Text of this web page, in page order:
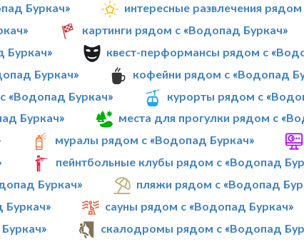
Буркач»
интересные развлечения
картинги рядом с «Водопад Буркач»
Буркач»
квест-перформансы рядом с
Буркач»
кофейни рядом с «Водопад
«Водопад Буркач»
курорты рядом с
Буркач»
места для прогулки рядом с
муралы рядом с «Водопад Буркач»
пейнтбольные клубы рядом с «Водопад
Буркач»
пляжи рядом с «Водопад
сауны рядом с «Водопад Буркач»
скалодромы рядом с «Водопад